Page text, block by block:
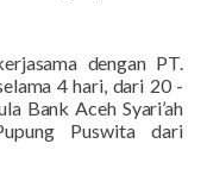
dengan PT.
4 hari, dari 20 -
Bank Aceh Syari’ah
Puswita dari